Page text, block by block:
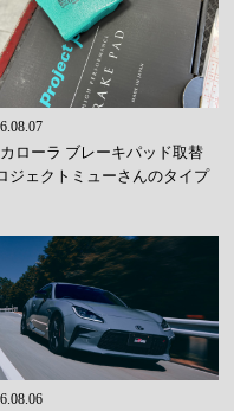
ローラ ブレーキパッド取替
ジェクトミューさんのタイプ